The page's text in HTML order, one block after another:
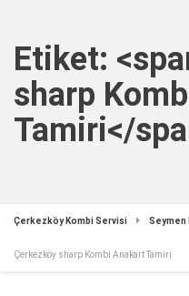
Etiket:
sharp
Tamiri</
Çerkezköy Kombi Servisi Seymen
Çerkezköy sharp Kombi Anakart Tamiri